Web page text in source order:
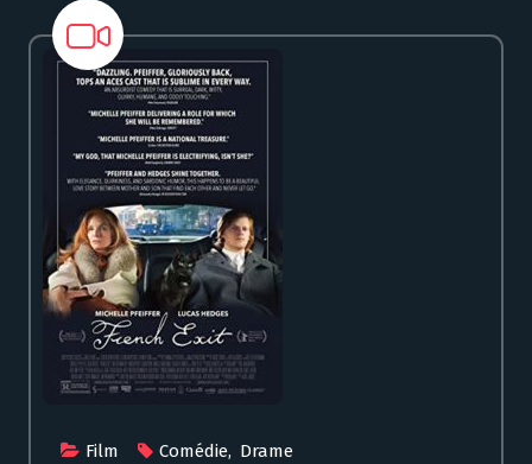
Film Comédie, Drame